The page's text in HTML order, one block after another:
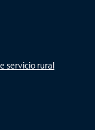
servicio rural